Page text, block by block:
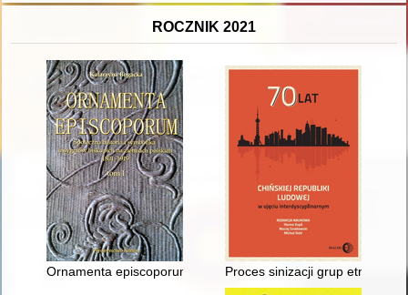
ROCZNIK 2021
Ornamenta episcoporum : społeczna historia i symbolika
Proces sinizacji grup